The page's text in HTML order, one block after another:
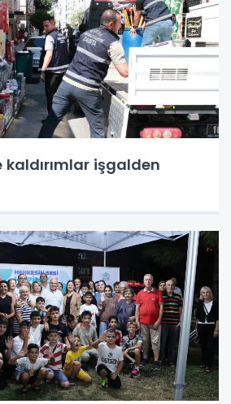
kaldırımlar işgalden